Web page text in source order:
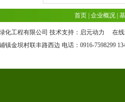
首页 企业概况
化工程有限公司 技术支持：启元动力 在
金坝村联丰路西边 电话：0916-7598299